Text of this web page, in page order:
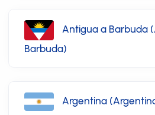
Antigua a Barbuda
Barbuda)
Argentina